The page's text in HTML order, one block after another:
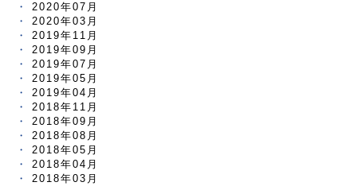
2020年07月
2020年03月
2019年11月
2019年09月
2019年07月
2019年05月
2019年04月
2018年11月
2018年09月
2018年08月
2018年05月
2018年04月
2018年03月